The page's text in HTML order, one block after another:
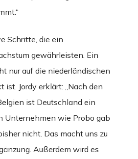
Schritte, die ein
gewährleisten. Ein
nur auf die niederländischen
ist. Jordy erklärt: „Nach den
ist Deutschland ein
Unternehmen wie Probo gab
nicht. Das macht uns zu
Außerdem wird es